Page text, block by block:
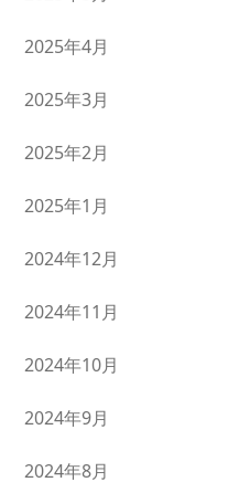
2025年4月
2025年3月
2025年2月
2025年1月
2024年12月
2024年11月
2024年10月
2024年9月
2024年8月